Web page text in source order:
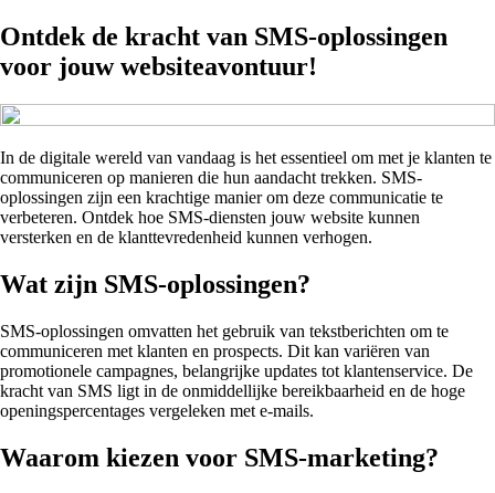
Ontdek de kracht van SMS-oplossingen
voor jouw websiteavontuur!
In de digitale wereld van vandaag is het essentieel om met je klanten te
communiceren op manieren die hun aandacht trekken. SMS-
oplossingen zijn een krachtige manier om deze communicatie te
verbeteren. Ontdek hoe SMS-diensten jouw website kunnen
versterken en de klanttevredenheid kunnen verhogen.
Wat zijn SMS-oplossingen?
SMS-oplossingen omvatten het gebruik van tekstberichten om te
communiceren met klanten en prospects. Dit kan variëren van
promotionele campagnes, belangrijke updates tot klantenservice. De
kracht van SMS ligt in de onmiddellijke bereikbaarheid en de hoge
openingspercentages vergeleken met e-mails.
Waarom kiezen voor SMS-marketing?